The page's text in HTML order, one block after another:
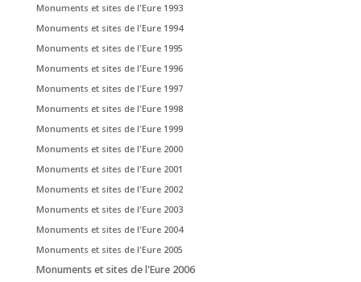
Monuments et sites de l'Eure 1993
Monuments et sites de l'Eure 1994
Monuments et sites de l'Eure 1995
Monuments et sites de l'Eure 1996
Monuments et sites de l'Eure 1997
Monuments et sites de l'Eure 1998
Monuments et sites de l'Eure 1999
Monuments et sites de l'Eure 2000
Monuments et sites de l'Eure 2001
Monuments et sites de l'Eure 2002
Monuments et sites de l'Eure 2003
Monuments et sites de l'Eure 2004
Monuments et sites de l'Eure 2005
Monuments et sites de l'Eure 2006